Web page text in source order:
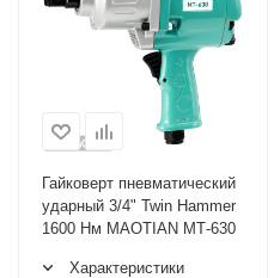
Гайковерт пневматический
ударный 3/4" Twin Hammer
1600 Нм MAOTIAN МТ-630
Характеристики